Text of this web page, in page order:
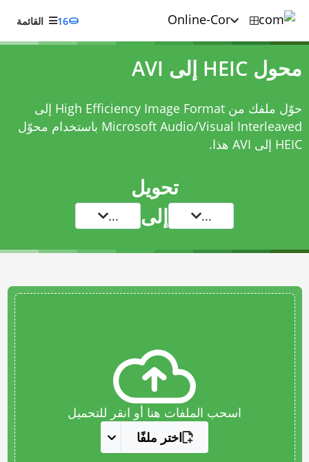
16 القائمة
محول HEIC إلى AVI
حوّل ملفك من High Efficiency Image Format إلى
Microsoft Audio/Visual Interleaved باستخدام
محوّل
HEIC إلى AVI
هذا.
تحويل
... إلى ...
اسحب الملفات هنا أو انقر للتحميل
اختر ملفًا